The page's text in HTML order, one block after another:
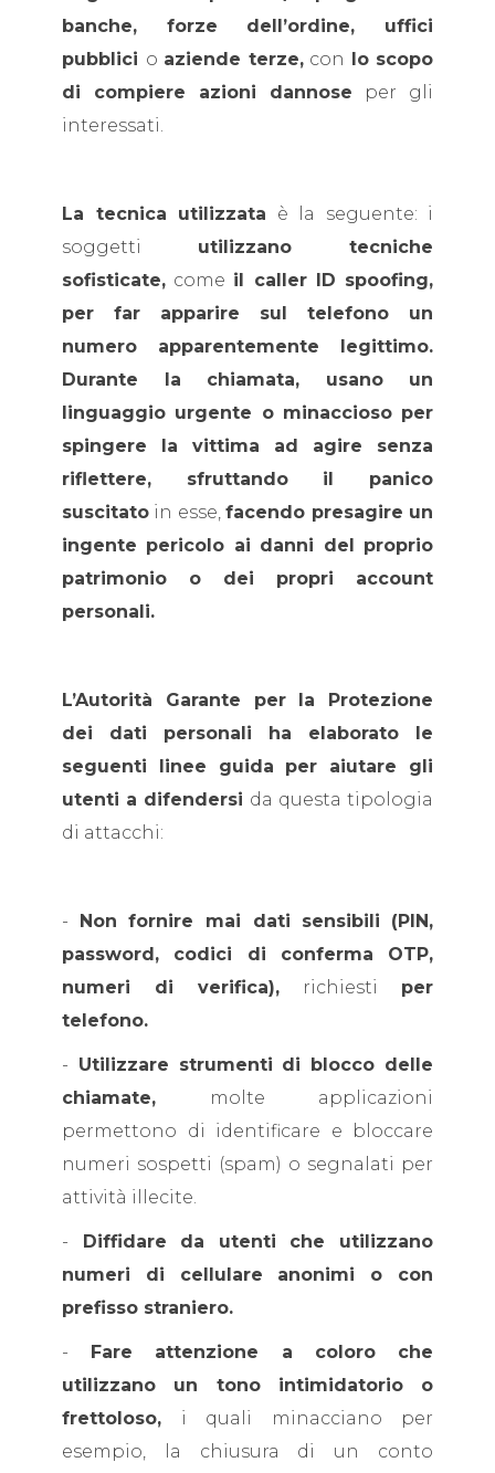
banche, forze dell’ordine, uffici
pubblici o aziende terze,con
lo scopo
di compiere azioni dannose per gli
interessati.
La tecnica utilizzata è la seguente: i
soggetti utilizzano tecniche
sofisticate, come il caller ID spoofing,
per far apparire sul telefono un
numero apparentemente legittimo.
Durante la chiamata, usano un
linguaggio urgente o minaccioso per
spingere la vittima ad agire senza
riflettere, sfruttando il panico
suscitato in esse,facendo presagire un
ingente pericolo ai danni del proprio
patrimonio o dei propri account
personali.
L’Autorità Garante per la Protezione
dei dati personali ha elaborato le
seguenti linee guida per aiutare gli
utenti a difendersi da questa tipologia
di attacchi:
- Non fornire mai dati sensibili
(PIN,
password, codici di conferma OTP,
numeri di verifica), richiesti per
telefono.
- Utilizzare strumenti di blocco delle
chiamate, molte applicazioni
permettono di identificare e bloccare
numeri sospetti (spam) o segnalati per
attività illecite.
- Diffidare da utenti che utilizzano
numeri di cellulare anonimi o con
prefisso straniero.
- Fare attenzione a coloro che
utilizzano un tono intimidatorio o
frettoloso, i quali minacciano per
esempio, la chiusura di un conto